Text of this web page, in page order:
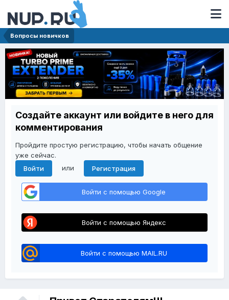
Вопросы новичков
Создайте аккаунт или войдите в него для
комментирования
Пройдите простую регистрацию, чтобы начать общение
уже сейчас.
Войти
или Регистрация
Войти с помощью Google
Войти с помощью Яндекс
Войти с помощью MAIL.RU